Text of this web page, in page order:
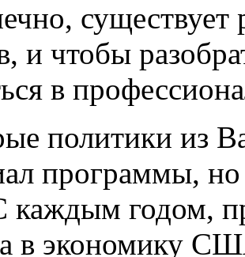
и чтобы
в
политики из
программы,
каждым годом,
в экономику